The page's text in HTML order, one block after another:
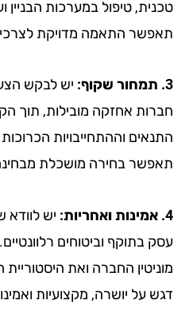
טיפול במערכות הבניין ועוד.
התאמה מדויקת לצרכים
יש לבקש הצעות
אחזקה מובילות, תוך הקפדה
וההתחייבויות הכרוכות
בחירה מושכלת מבחינה
יש לוודא שהחברה
וביטוחים רלוונטיים. כמו
החברה ואת היסטוריית
יושרה, מקצועיות ואמינות.